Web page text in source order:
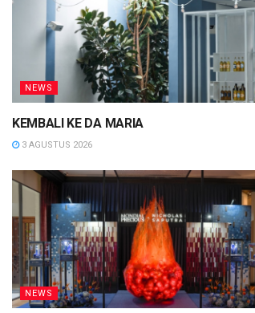
NEWS
KEMBALI KE DA MARIA
3 AGUSTUS 2026
NEWS